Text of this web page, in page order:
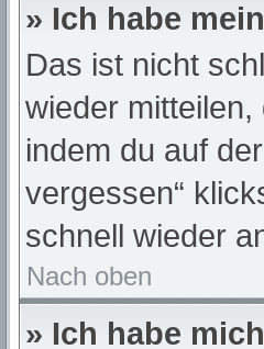
» Ich habe
Das ist nicht
wieder
indem du auf
vergessen“
schnell wieder
Nach oben
» Ich habe